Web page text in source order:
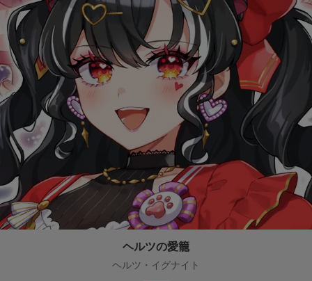
ヘルツの愛籠
ヘルツ・イグナイト